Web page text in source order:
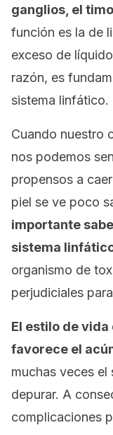
ganglios, el
función es la de
exceso de
razón, es
sistema linfático.
Cuando nuestro
nos podemos
propensos a
piel se ve poco
importante
sistema
organismo de
perjudiciales
El estilo de
favorece el
muchas veces
depurar. A
complicaciones